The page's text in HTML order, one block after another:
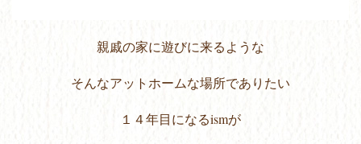
親戚の家に遊びに来るような
そんなアットホームな場所でありたい
１４年目になるismが